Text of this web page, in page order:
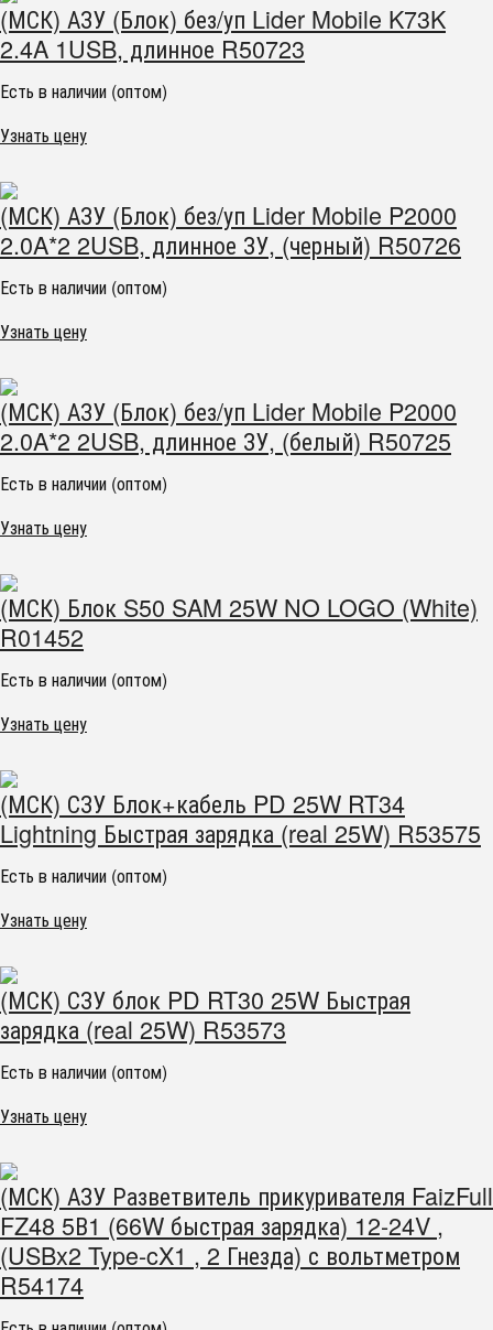
(МСК) АЗУ (Блок) без/уп Lider Mobile K73K
2.4A 1USB, длинное R50723
Есть в наличии (оптом)
Узнать цену
(МСК) АЗУ (Блок) без/уп Lider Mobile P2000
2.0A*2 2USB, длинное ЗУ, (черный) R50726
Есть в наличии (оптом)
Узнать цену
(МСК) АЗУ (Блок) без/уп Lider Mobile P2000
2.0A*2 2USB, длинное ЗУ, (белый) R50725
Есть в наличии (оптом)
Узнать цену
(МСК) Блок S50 SAM 25W NO LOGO (White)
R01452
Есть в наличии (оптом)
Узнать цену
(МСК) СЗУ Блок+кабель PD 25W RT34
Lightning Быстрая зарядка (real 25W) R53575
Есть в наличии (оптом)
Узнать цену
(МСК) СЗУ блок PD RT30 25W Быстрая
зарядка (real 25W) R53573
Есть в наличии (оптом)
Узнать цену
(МСК) АЗУ Разветвитель прикуривателя FaizFull
FZ48 5В1 (66W быстрая зарядка) 12-24V ,
(USBx2 Type-cX1 , 2 Гнезда) с вольтметром
R54174